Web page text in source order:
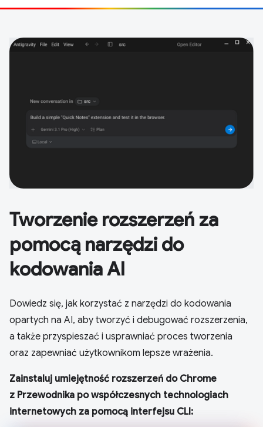
Tworzenie rozszerzeń za
pomocą narzędzi do
kodowania AI
Dowiedz się, jak korzystać z narzędzi do kodowania
opartych na AI, aby tworzyć i debugować rozszerzenia,
a także przyspieszać i usprawniać proces tworzenia
oraz zapewniać użytkownikom lepsze wrażenia.
Zainstaluj umiejętność rozszerzeń do Chrome
z Przewodnika po współczesnych technologiach
internetowych za pomocą interfejsu CLI: